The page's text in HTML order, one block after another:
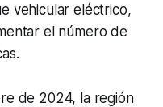
vehicular eléctrico,
el número de
de 2024, la región